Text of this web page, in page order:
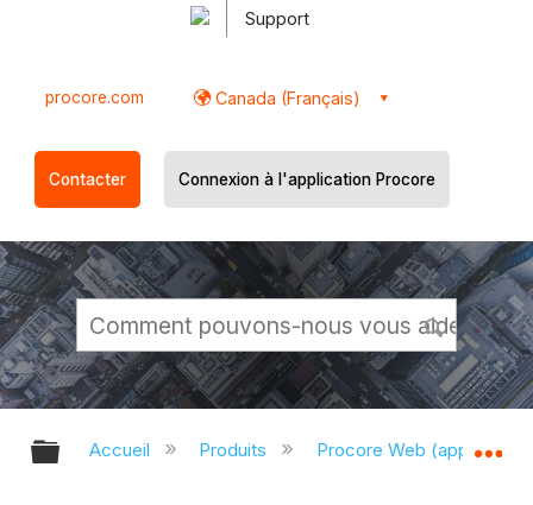
Support
procore.com Canada (Français)
Contacter Connexion à l'application Procore
Développer/réduire la hiérarchie
Accueil Produits Procore Web